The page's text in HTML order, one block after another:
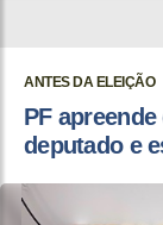
ANTES DA ELEIÇÃO
PF
deputado e